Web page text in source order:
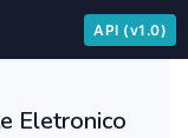
API (v1.0)
Eletronico